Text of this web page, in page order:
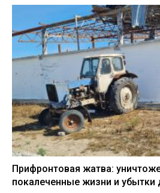
Прифронтовая жатва:
покалеченные жизни и убытки